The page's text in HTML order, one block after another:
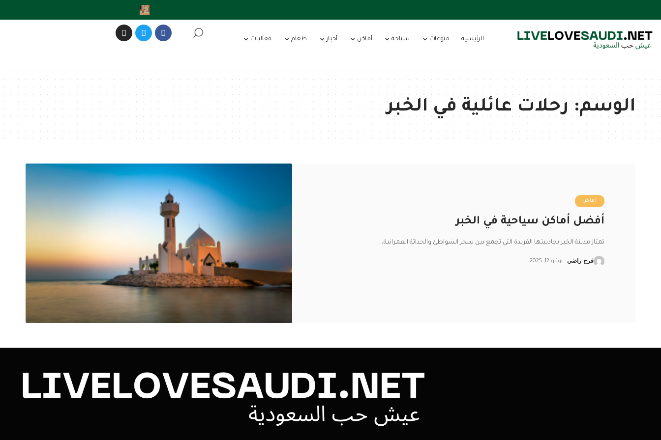
الرئيسيه منوعات سياحة أماكن أخبار طعام فعاليات
الوسم: رحلات عائلية في الخبر
أماكن
أفضل أماكن سياحية في الخبر
تمتاز مدينة الخبر بجاذبيتها الفريدة التي تجمع بين سحر الشواطئ والحداثة العمرانية،…
فرح راضي يونيو 12, 2025